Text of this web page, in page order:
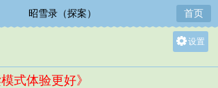
昭雪录（探案） 首页
设置
式体验更好》